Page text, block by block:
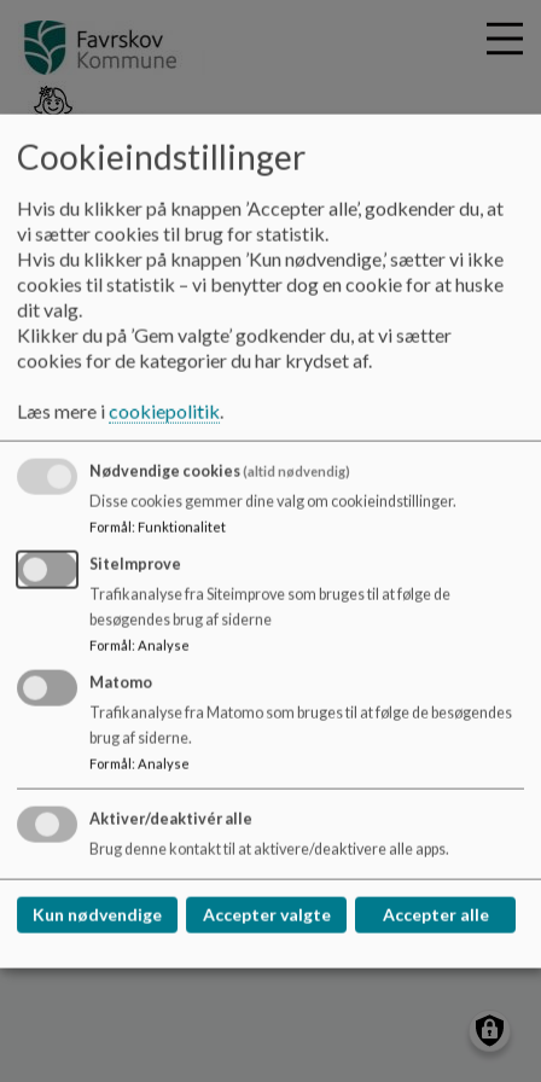
i
Hadbjerg Skole
Værdigrundlag Principper
Principper
Skolens principper er fastsat af skolebestyrelsen i tæt
Se skolens principper i menuen til venstre.
Hadbjerg Skole
Bavnehøjvej 135, Hadbjerg, 8370 Hadsten
hsk@favrskov.dk
+45 8964 4800
EAN NR.
5798004464335
Sitemap
Cookie politik
Cookieindstillinger
Hvis du klikker på knappen ’Accepter alle’, godkender du, at
vi sætter cookies til brug for statistik.
Hvis du klikker på knappen ’Kun nødvendige,’ sætter vi ikke
cookies til statistik – vi benytter dog en cookie for at huske
dit valg.
Klikker du på ’Gem valgte’ godkender du, at vi sætter
cookies for de kategorier du har krydset af.
Læs mere icookiepolitik.
Nødvendige cookies(altid nødvendig)
Disse cookies gemmer dine valg om cookieindstillinger.
Formål: Funktionalitet
SiteImprove
Trafikanalyse fra Siteimprove som bruges til at følge de
besøgendes brug af siderne
Formål: Analyse
Matomo
Trafikanalyse fra Matomo som bruges til at følge de besøgendes
brug af siderne.
Formål: Analyse
Aktiver/deaktivér alle
Brug denne kontakt til at aktivere/deaktivere alle apps.
Kun nødvendige Accepter valgte Accepter alle